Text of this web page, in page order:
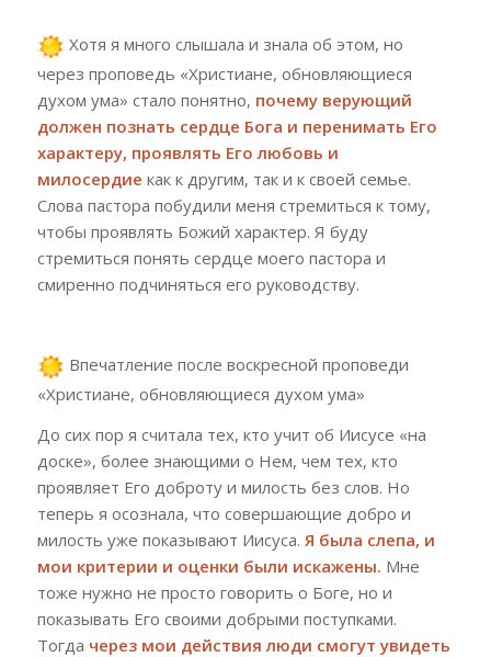
Хотя я много слышала и знала об этом, но
через проповедь «Христиане, обновляющиеся
духом ума» стало понятно, почему верующий
должен познать сердце Бога и перенимать Его
характеру, проявлять Его любовь и
милосердие как к другим, так и к своей семье.
Слова пастора побудили меня стремиться к тому,
чтобы проявлять Божий характер. Я буду
стремиться понять сердце моего пастора и
смиренно подчиняться его руководству.
Впечатление после воскресной проповеди
«Христиане, обновляющиеся духом ума»
До сих пор я считала тех, кто учит об Иисусе «на
доске», более знающими о Нем, чем тех, кто
проявляет Его доброту и милость без слов. Но
теперь я осознала, что совершающие добро и
милость уже показывают Иисуса. Я была слепа, и
мои критерии и оценки были искажены. Мне
тоже нужно не просто говорить о Боге, но и
показывать Его своими добрыми поступками.
Тогда через мои действия люди смогут увидеть